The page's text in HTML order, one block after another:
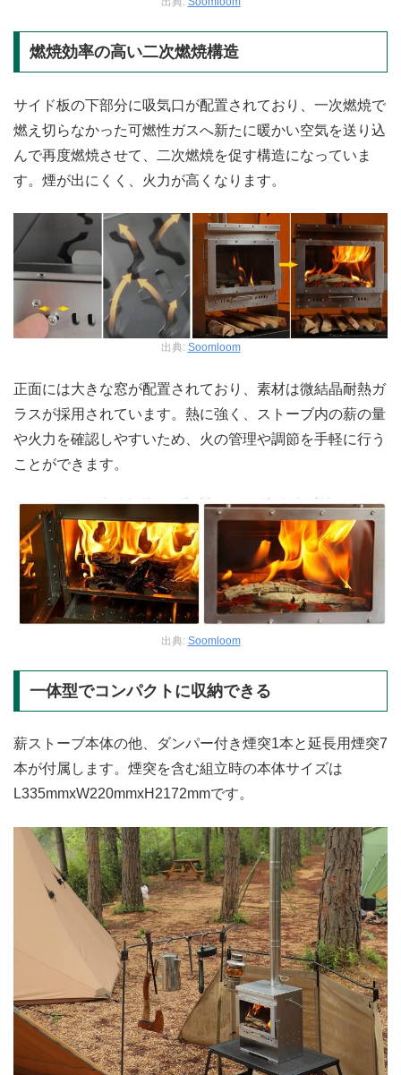
燃焼効率の高い二次燃焼構造
サイド板の下部分に吸気口が配置されており、一次燃焼で
燃え切らなかった可燃性ガスへ新たに暖かい空気を送り込
んで再度燃焼させて、二次燃焼を促す構造になっていま
す。煙が出にくく、火力が高くなります。
出典: Soomloom
正面には大きな窓が配置されており、素材は微結晶耐熱ガ
ラスが採用されています。熱に強く、ストーブ内の薪の量
や火力を確認しやすいため、火の管理や調節を手軽に行う
ことができます。
出典: Soomloom
一体型でコンパクトに収納できる
薪ストーブ本体の他、ダンパー付き煙突1本と延長用煙突7
本が付属します。煙突を含む組立時の本体サイズは
L335mmxW220mmxH2172mmです。